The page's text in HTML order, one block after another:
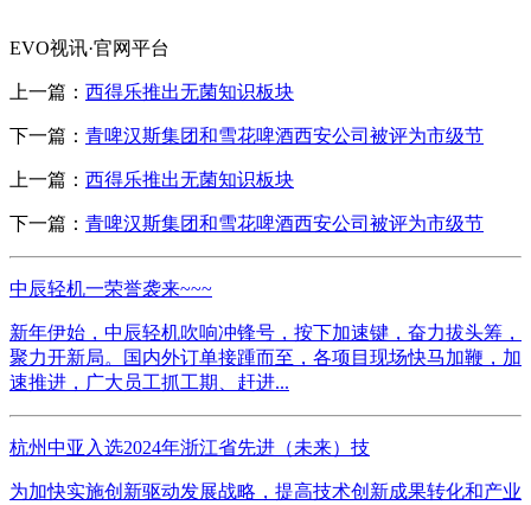
EVO视讯·官网平台
上一篇： 西得乐推出无菌知识板块
下一篇： 青啤汉斯集团和雪花啤酒西安公司被评为市级节
上一篇： 西得乐推出无菌知识板块
下一篇： 青啤汉斯集团和雪花啤酒西安公司被评为市级节
中辰轻机一荣誉袭来~~~
新年伊始，中辰轻机吹响冲锋号，按下加速键，奋力拔头筹，
聚力开新局。国内外订单接踵而至，各项目现场快马加鞭，加
速推进，广大员工抓工期、赶进...
杭州中亚入选2024年浙江省先进（未来）技
为加快实施创新驱动发展战略，提高技术创新成果转化和产业